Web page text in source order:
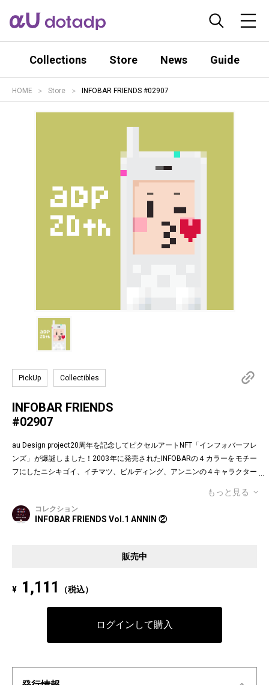
Collections Store News Guide
HOME Store INFOBAR FRIENDS #02907
PickUp Collectibles
INFOBAR FRIENDS
#02907
au Design project20周年を記念してピクセルアートNFT「インフォバーフレ
ンズ」が爆誕しました！2003年に発売されたINFOBARの４カラーをモチー
フにしたニシキゴイ、イチマツ、ビルディング、アンニンの４キャラクター
れていた懐かしの絵文字！第１弾は全て絵柄の異なるaDp20thロゴ入り特別
版です。「キャラクター×表情×背景色」の組み合わせパターンは3,200種類
♪あなたのお気に入りはどれですか？
Pixel art NFT "INFOBAR Friends" was created to commemorate the 20th a
3. The expressions on the INFOBAR FRIENDS' faces are nostalgic pictogra
mbination patterns of "character x expression x background color."
もっと見る
コレクション
INFOBAR FRIENDS Vol.1 ANNIN ②
販売中
¥ 1,111 （税込）
ログインして購入